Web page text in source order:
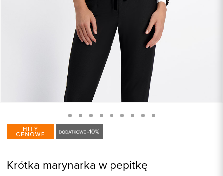
Krótka marynarka w pepitkę